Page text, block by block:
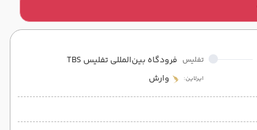
تفلیس فرودگاه بین‌المللی تفلیس TBS
ایرلاین: وارش